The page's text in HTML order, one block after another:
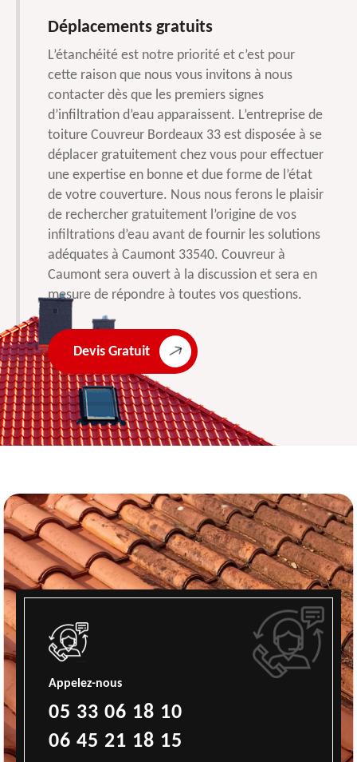
Déplacements gratuits
L’étanchéité est notre priorité et c’est pour
cette raison que nous vous invitons à nous
contacter dès que les premiers signes
d’infiltration d’eau apparaissent. L’entreprise de
toiture Couvreur Bordeaux 33 est disposée à se
déplacer gratuitement chez vous pour effectuer
une expertise en bonne et due forme de l’état
de votre couverture. Nous nous ferons le plaisir
de rechercher gratuitement l’origine de vos
infiltrations d’eau avant de fournir les solutions
adéquates à Caumont 33540. Couvreur à
Caumont sera ouvert à la discussion et sera en
mesure de répondre à toutes vos questions.
Devis Gratuit
Appelez-nous
05 33 06 18 10
06 45 21 18 15